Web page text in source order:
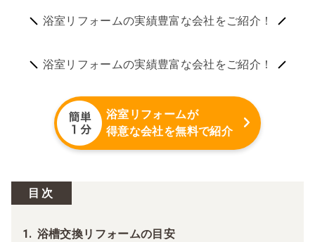
浴室リフォームの実績豊富な会社をご紹介！
浴室リフォームの実績豊富な会社をご紹介！
浴室リフォームが
得意な会社を無料で紹介
目次
浴槽交換リフォームの目安